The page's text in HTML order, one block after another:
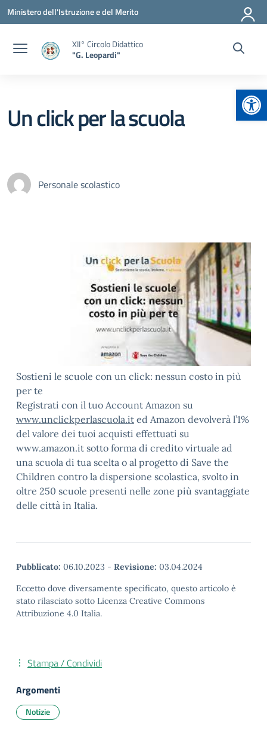
Vai ai contenuti
Vai al menu di navigazione
Vai al footer
Ministero dell'Istruzione e del Merito
XII° Circolo Didattico
"G. Leopardi"
Un click per la scuola
Personale scolastico
Sostieni le scuole con un click: nessun costo in più
per te
Registrati con il tuo Account Amazon su
www.unclickperlascuola.it ed Amazon devolverà l’1%
del valore dei tuoi acquisti effettuati su
www.amazon.it sotto forma di credito virtuale ad
una scuola di tua scelta o al progetto di Save the
Children contro la dispersione scolastica, svolto in
oltre 250 scuole presenti nelle zone più svantaggiate
delle città in Italia.
Pubblicato: 06.10.2023 - Revisione: 03.04.2024
Eccetto dove diversamente specificato, questo articolo è
stato rilasciato sotto Licenza Creative Commons
Attribuzione 4.0 Italia.
Stampa / Condividi
Argomenti
Notizie